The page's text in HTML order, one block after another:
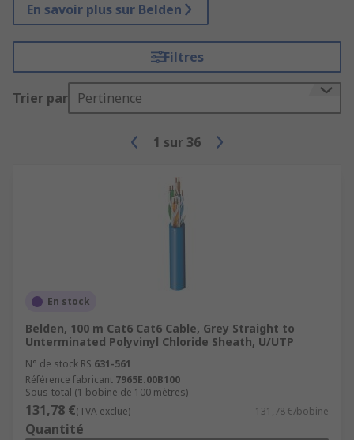
En savoir plus sur Belden
Filtres
Trier par Pertinence
1 sur 36
En stock
Belden, 100 m Cat6 Cat6 Cable, Grey Straight to
Unterminated Polyvinyl Chloride Sheath, U/UTP
N° de stock RS 631-561
Référence fabricant 7965E.00B100
Sous-total (1 bobine de 100 mètres)
131,78 €(TVA exclue) 131,78 €/bobine
Quantité